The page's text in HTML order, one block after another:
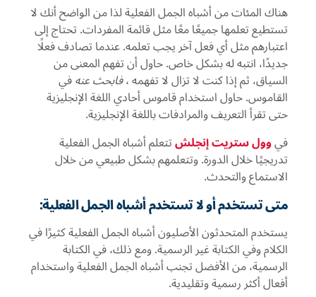
هناك المئات من أشباه الجمل الفعلية لذا من الواضح أنك لا
تستطيع تعلمها جميعًا معًا مثل قائمة المفردات. تحتاج إلى
اعتبارهم مثل أي فعل آخر يجب تعلمه. عندما تصادف فعلًا
جديدًا، انتبه له بشكل خاص. حاول أن تفهم المعنى من
السياق، ثم إذا كنت لا تزال لا تفهمه ،فابحث عنهفي
القاموس. حاول استخدام قاموس أحادي اللغة الإنجليزية
حتى تقرأ التعريف والمرادفات باللغة الإنجليزية.
فيوول ستريت إنجلشتتعلم أشباه الجمل الفعلية
تدريجيًا خلال الدورة. وتتعلمهم بشكل طبيعي من خلال
الاستماع والتحدث.
متى تستخدم أو لا تستخدم أشباه الجمل الفعلية:
يستخدم المتحدثون الأصليون أشباه الجمل الفعلية كثيرًا في
الكلام وفي الكتابة غير الرسمية. ومع ذلك، في الكتابة
الرسمية، من الأفضل تجنب أشباه الجمل الفعلية واستخدام
أفعال أكثر رسمية وتقليدية.